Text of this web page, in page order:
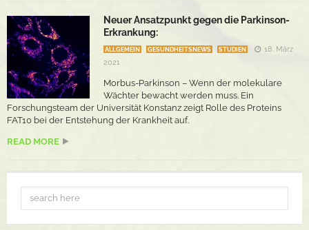
Neuer Ansatzpunkt gegen die Parkinson-
Erkrankung:
ALLGEMEIN GESUNDHEITSNEWS STUDIEN
18. März
2021
Morbus-Parkinson – Wenn der molekulare
Wächter bewacht werden muss. Ein
Forschungsteam der Universität Konstanz zeigt Rolle des Proteins
FAT10 bei der Entstehung der Krankheit auf.
READ MORE